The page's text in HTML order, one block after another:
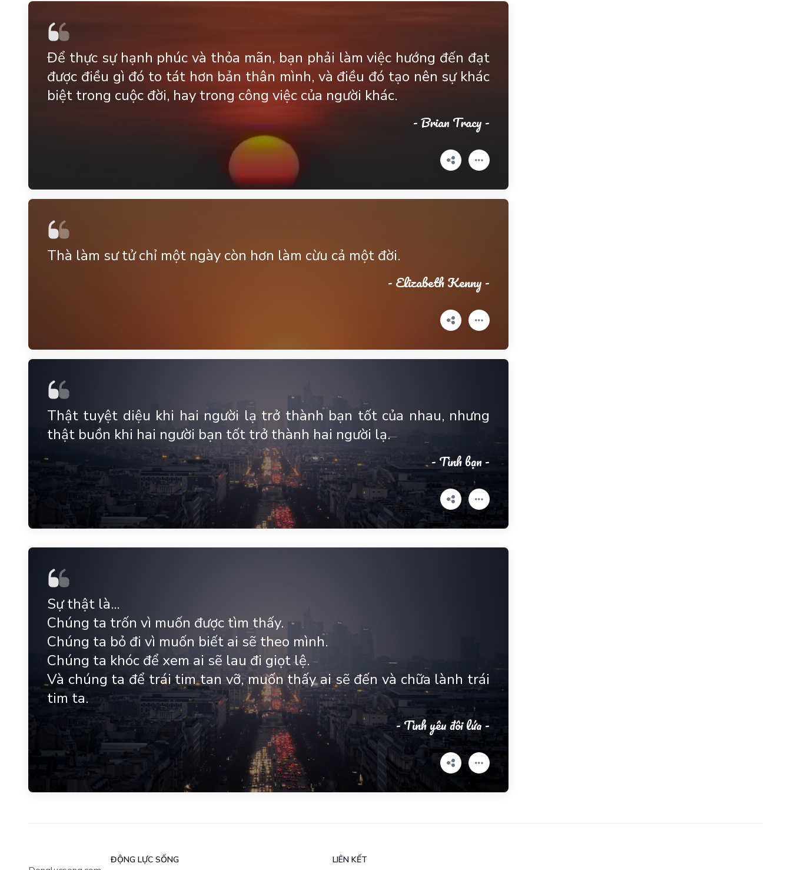
Để thực sự hạnh phúc và thỏa mãn, bạn phải làm việc hướng đến đạt
được điều gì đó to tát hơn bản thân mình, và điều đó tạo nên sự khác
biệt trong cuộc đời, hay trong công việc của người khác.
- Brian Tracy -
Thà làm sư tử chỉ một ngày còn hơn làm cừu cả một đời.
- Elizabeth Kenny -
Thật tuyệt diệu khi hai người lạ trở thành bạn tốt của nhau, nhưng
thật buồn khi hai người bạn tốt trở thành hai người lạ.
- Tình bạn -
Sự thật là...
Chúng ta trốn vì muốn được tìm thấy.
Chúng ta bỏ đi vì muốn biết ai sẽ theo mình.
Chúng ta khóc để xem ai sẽ lau đi giọt lệ.
Và chúng ta để trái tim tan vỡ, muốn thấy ai sẽ đến và chữa lành trái
tim ta.
- Tình yêu đôi lứa -
ĐỘNG LỰC SỐNG LIÊN KẾT